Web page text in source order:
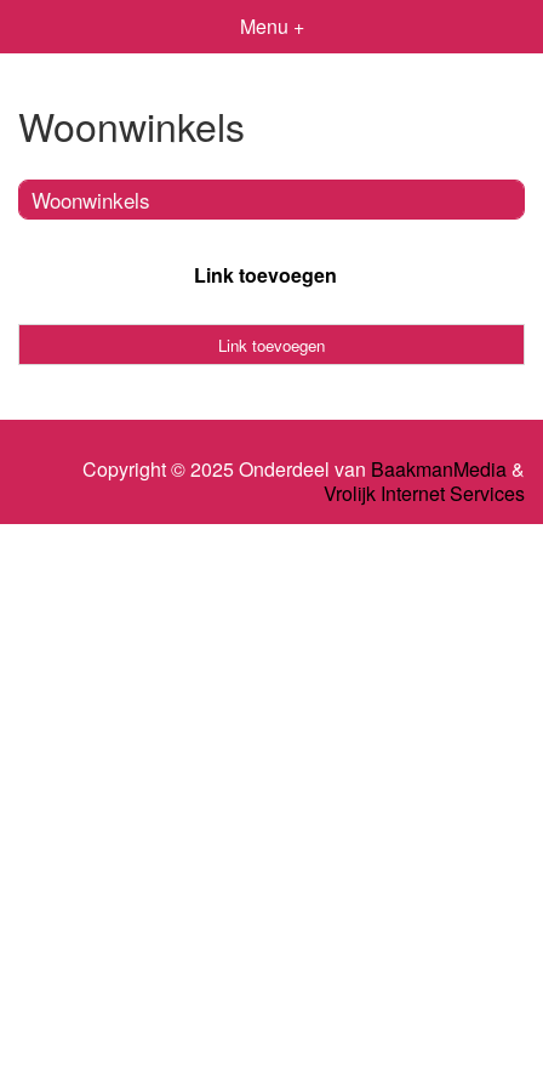
Menu +
Woonwinkels
Woonwinkels
Link toevoegen
Link toevoegen
Copyright © 2025 Onderdeel van BaakmanMedia&
Vrolijk Internet Services